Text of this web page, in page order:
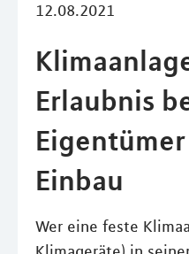
12.08.2021
Erlaubnis
Einbau
Wer eine feste